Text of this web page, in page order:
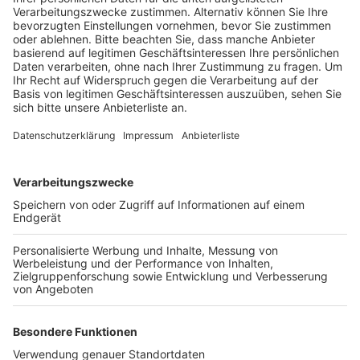
eigenen Angaben nicht finden können.
Veröffentlicht:Dienstag, 01.09.2020 15:44
Anzeige
Nachdem inzwischen alle 85 Hochzeitsgäste auf das
jetzt auf deren Kontaktpersonen aus. Damit wird wohl
erst in wenigen Tagen klar sein, wie groß das Ausmaß
der Ansteckung wirklich ist. Laut Kreis hatten die
Menschen, die bei der Feier waren, besonders viele
berufliche und private Kontakte, so dass unter
anderem auch zwei Kitas, eine Schule und ein
Fußballverein betroffen sind. Bisher sind 23 Gäste
positiv getestet worden, die meisten von ihnen
kommen aus Hürth.